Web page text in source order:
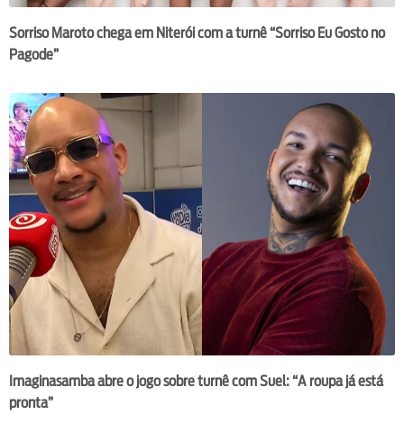
Sorriso Maroto chega em Niterói com a turnê “Sorriso Eu Gosto no
Pagode”
Imaginasamba abre o jogo sobre turnê com Suel: “A roupa já está
pronta”